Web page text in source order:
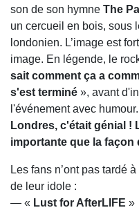
son de son hymne The
un cercueil en bois, sous
londonien. L’image est
image. En légende, le
sait comment ça a
s'est terminé », avant
l'événement avec
Londres, c'était génial !
importante que la façon
Les fans n’ont pas tardé
de leur idole :
— « Lust for AfterLIFE »